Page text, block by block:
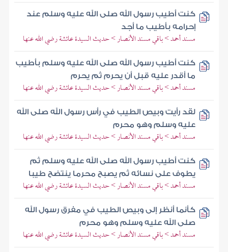
كنت أطيب رسول الله صلى الله عليه وسلم عند
إحرامه بأطيب ما أجد
مسند أحمد > باقي مسند الأنصار > حديث السيدة عائشة رضي الله عنها
كنت أطيب رسول الله صلى الله عليه وسلم بأطيب
ما أقدر عليه قبل أن يحرم ثم يحرم
مسند أحمد > باقي مسند الأنصار > حديث السيدة عائشة رضي الله عنها
لقد رأيت وبيص الطيب في رأس رسول الله صلى الله
عليه وسلم وهو محرم
مسند أحمد > باقي مسند الأنصار > حديث السيدة عائشة رضي الله عنها
كنت أطيب رسول الله صلى الله عليه وسلم ثم
يطوف على نسائه ثم يصبح محرما ينتضح طيبا
مسند أحمد > باقي مسند الأنصار > حديث السيدة عائشة رضي الله عنها
كأنما أنظر إلى وبيص الطيب في مفرق رسول الله
صلى الله عليه وسلم وهو محرم
مسند أحمد > باقي مسند الأنصار > حديث السيدة عائشة رضي الله عنها